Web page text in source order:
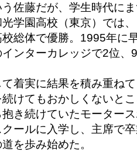
佐藤だが、学生時代に
学園高校（東京）では
総体で優勝。1995年に
ンターカレッジで2位、
着実に結果を積み重ね
けてもおかしくないと
き続けていたモーター
ールに入学し、主席で
を歩み始めた。